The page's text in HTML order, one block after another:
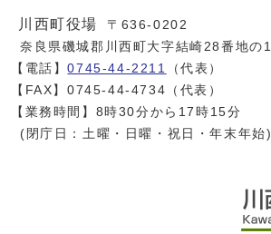
川西町役場
〒636-0202
奈良県磯城郡川西町大字結崎28番地の1
【電話】0745-44-2211
（代表）
【FAX】0745-44-4734（代表）
【業務時間】8時30分から17時15分
(閉庁日：土曜・日曜・祝日・年末年始)